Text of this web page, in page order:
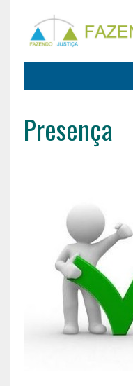
Presença